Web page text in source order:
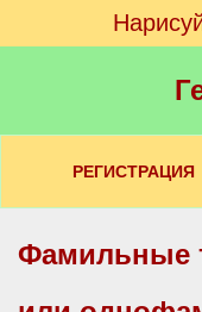
РЕГИСТРАЦИЯ
Фамильные